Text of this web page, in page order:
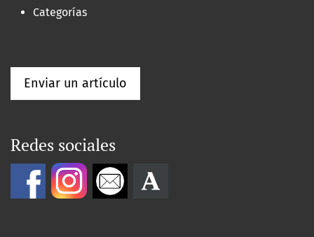
Categorías
Enviar un artículo
Redes sociales